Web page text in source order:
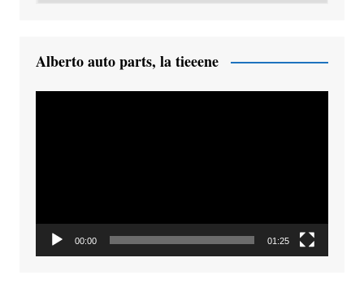
Alberto auto parts, la tieeene
00:00 01:25